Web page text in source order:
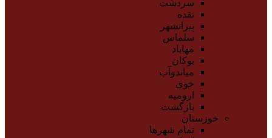
سردشت
نقده
پیرانشهر
سلماس
مهاباد
بوکان
میاندوآب
خوی
ارومیه
بازگشت
خوزستان
تمام شهر‌ها